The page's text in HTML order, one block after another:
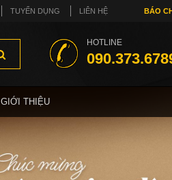
TUYỂN DỤNG LIÊN HỆ BÁO
HOTLINE
GIỚI THIỆU